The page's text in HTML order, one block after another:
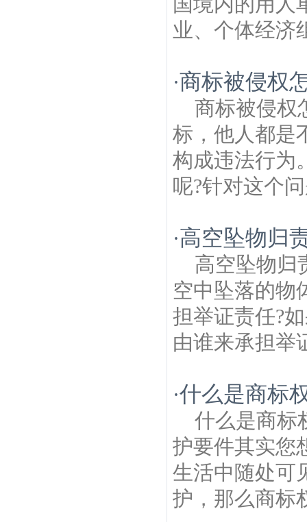
业、个体经济
·商标被侵权
商标被侵权
标，他人都是
构成违法行为
呢?针对这个
·高空坠物归
高空坠物归
空中坠落的物
担举证责任?
由谁来承担举
·什么是商标
什么是商标
护要件其实您
生活中随处可
护，那么商标